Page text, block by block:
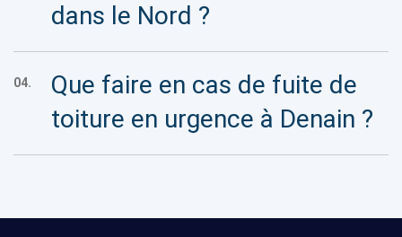
dans le Nord ?
04.
Que faire en cas de fuite de
toiture en urgence à Denain ?